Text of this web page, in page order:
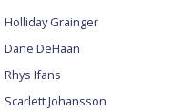
Holliday Grainger
Dane DeHaan
Rhys Ifans
Scarlett Johansson